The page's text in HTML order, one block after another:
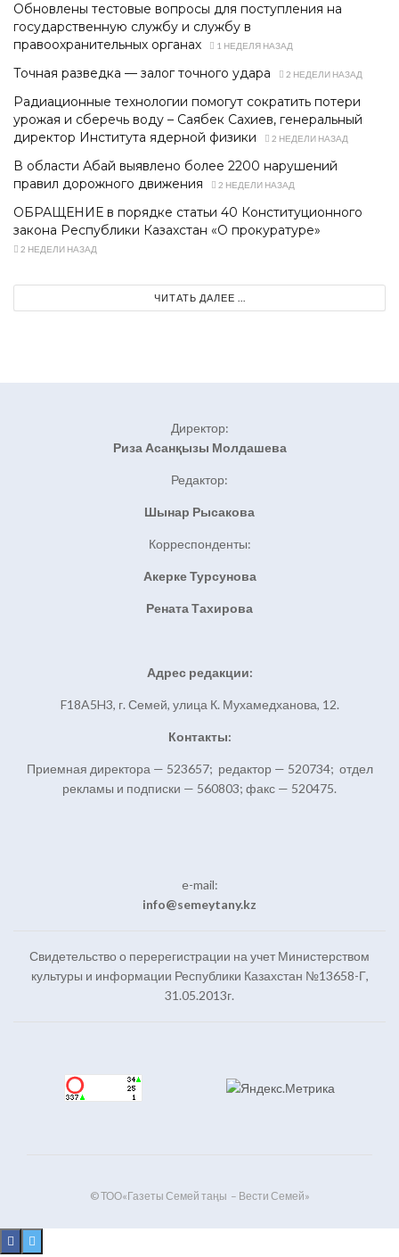
Обновлены тестовые вопросы для поступления на
государственную службу и службу в
правоохранительных органах
1 НЕДЕЛЯ НАЗАД
Точная разведка — залог точного удара 2 НЕДЕЛИ НАЗАД
Радиационные технологии помогут сократить потери
урожая и сберечь воду – Саябек Сахиев, генеральный
директор Института ядерной физики
2 НЕДЕЛИ НАЗАД
В области Абай выявлено более 2200 нарушений
правил дорожного движения
2 НЕДЕЛИ НАЗАД
ОБРАЩЕНИЕ в порядке статьи 40 Конституционного
закона Республики Казахстан «О прокуратуре»
2 НЕДЕЛИ НАЗАД
ЧИТАТЬ ДАЛЕЕ ...
Директор:
Риза Асанқызы Молдашева
Редактор:
Шынар Рысакова
Корреспонденты:
Акерке Турсунова
Рената Тахирова
Адрес редакции:
F18A5H3, г. Семей, улица К. Мухамедханова, 12.
Контакты:
Приемная директора — 523657; редактор — 520734; отдел
рекламы и подписки — 560803; факс — 520475.
e-mail:
info@semeytany.kz
Свидетельство о перерегистрации на учет Министерством
культуры и информации Республики Казахстан №13658-Г,
31.05.2013г.
© ТОО«Газеты Семей таңы – Вести Семей»